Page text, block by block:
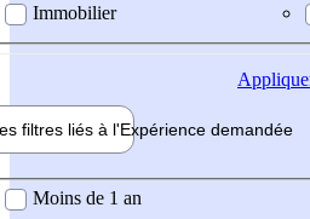
Immobilier
filtres liés à l'Expérience demandée
demandée
Moins de 1 an